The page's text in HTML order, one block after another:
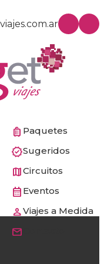
Paquetes
Sugeridos
Circuitos
Eventos
Viajes a Medida